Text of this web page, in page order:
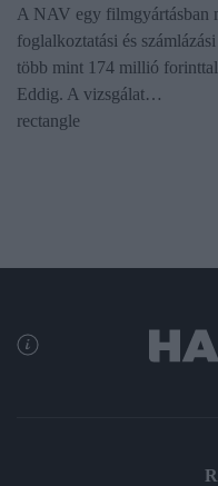
A NAV egy filmgyártásban
foglalkoztatási és
több mint 174 millió
Eddig. A vizsgálat…
rectangle